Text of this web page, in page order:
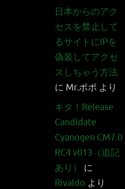
日本からのアク
セスを禁止して
るサイトにIPを
偽装してアクセ
スしちゃう方法
に Mr.ポポ より
キタ！Release
Candidate
Cyanogen CM7.0
RC4 v013（追記
あり）
に
Rivaldo より